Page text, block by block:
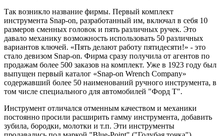
Так возникло название фирмы. Первый комплект
инструмента Snap-on, разработанный им, включал в себя 10
размеров сменных головок и пять различных ручек. Это
давало механику возможность использовать 50 различных
вариантов ключей. «Пять делают работу пятидесяти!» - это
стало девизом Snap-on. Фирма сразу получила от агентов по
продажам более 500 заказов на комплект. Уже в 1923 году был
выпущен первый каталог «Snap-on Wrench Company»
содержавший более 50 наименований ручного инструмента, в
том числе специального для автомобилей "Форд Т".
Инструмент отличался отменным качеством и механики
постоянно просили расширить гамму инструмента, добавить
зубила, бородки, молотки и т.п. Эти инструменты